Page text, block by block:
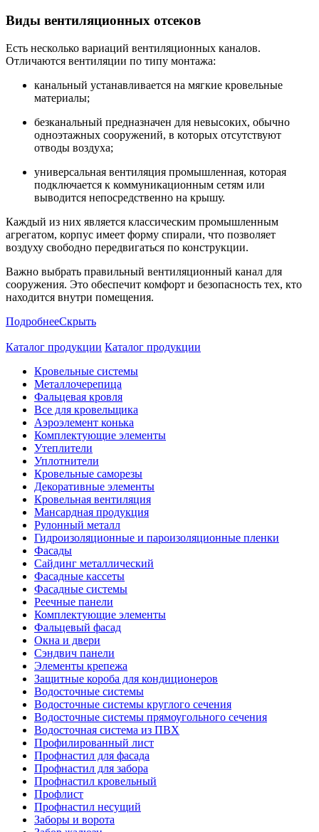
Виды вентиляционных отсеков
Есть несколько вариаций вентиляционных каналов.
Отличаются вентиляции по типу монтажа:
канальный устанавливается на мягкие кровельные
материалы;
безканальный предназначен для невысоких, обычно
одноэтажных сооружений, в которых отсутствуют
отводы воздуха;
универсальная вентиляция промышленная, которая
подключается к коммуникационным сетям или
выводится непосредственно на крышу.
Каждый из них является классическим промышленным
агрегатом, корпус имеет форму спирали, что позволяет
воздуху свободно передвигаться по конструкции.
Важно выбрать правильный вентиляционный канал для
сооружения. Это обеспечит комфорт и безопасность тех, кто
находится внутри помещения.
ПодробнееСкрыть
Каталог продукции Каталог продукции
Кровельные системы
Металлочерепица
Фальцевая кровля
Все для кровельщика
Аэроэлемент конька
Комплектующие элементы
Утеплители
Уплотнители
Кровельные саморезы
Декоративные элементы
Кровельная вентиляция
Мансардная продукция
Рулонный металл
Гидроизоляционные и пароизоляционные пленки
Фасады
Сайдинг металлический
Фасадные кассеты
Фасадные системы
Реечные панели
Комплектующие элементы
Фальцевый фасад
Окна и двери
Сэндвич панели
Элементы крепежа
Защитные короба для кондиционеров
Водосточные системы
Водосточные системы круглого сечения
Водосточные системы прямоугольного сечения
Водосточная система из ПВХ
Профилированный лист
Профнастил для фасада
Профнастил для забора
Профнастил кровельный
Профлист
Профнастил несущий
Заборы и ворота